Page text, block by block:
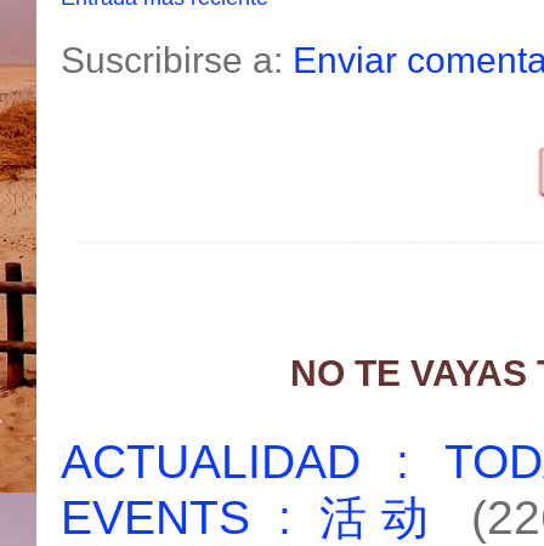
Suscribirse a: Enviar
NO TE
ACTUALIDAD :
EVENTS : 活动